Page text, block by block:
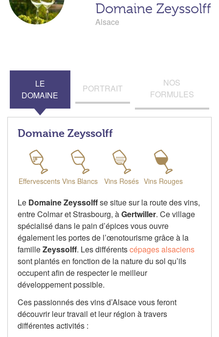
Domaine Zeyssolff
Alsace
LE
DOMAINE
PORTRAIT
NOS
FORMULES
Domaine Zeyssolff
Effervescents Vins Blancs Vins Rosés Vins Rouges
Le Domaine Zeyssolffse situe sur la route des vins,
entre Colmar et Strasbourg, àGertwiller. Ce village
spécialisé dans le pain d’épices vous ouvre
également les portes de l’œnotourisme grâce à la
familleZeyssolff. Les différentscépages alsaciens
sont plantés en fonction de la nature du sol qu’ils
occupent afin de respecter le meilleur
développement possible.
Ces passionnés des vins d’Alsace vous feront
découvrir leur travail et leur région à travers
différentes activités :